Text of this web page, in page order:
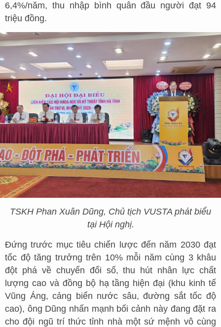
6,4%/năm, thu nhập bình quân đầu người đạt 94
triệu đồng.
TSKH Phan Xuân Dũng, Chủ tịch VUSTA phát biểu
tại Hội nghị.
Đứng trước mục tiêu chiến lược đến năm 2030 đạt
tốc độ tăng trưởng trên 10% mỗi năm cùng 3 khâu
đột phá về chuyển đổi số, thu hút nhân lực chất
lượng cao và đồng bộ hạ tầng hiện đại (khu kinh tế
Vũng Áng, cảng biển nước sâu, đường sắt tốc độ
cao), ông Dũng nhấn mạnh bối cảnh này đang đặt ra
cho đội ngũ trí thức tỉnh nhà một sứ mệnh vô cùng